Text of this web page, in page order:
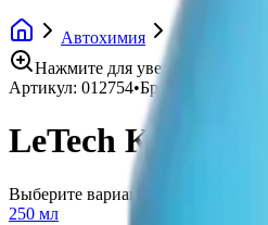
Автохимия Средства
Нажмите для увеличения
Артикул: 012754•Бренд:
LeTech Краска
Выберите вариант:
250 мл